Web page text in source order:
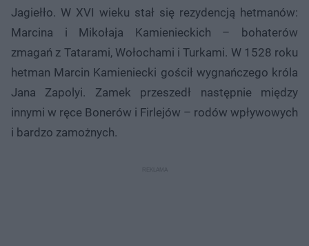
Jagiełło. W XVI wieku stał się rezydencją hetmanów:
Marcina i Mikołaja Kamienieckich – bohaterów
zmagań z Tatarami, Wołochami i Turkami. W 1528 roku
hetman Marcin Kamieniecki gościł wygnańczego króla
Jana Zapolyi. Zamek przeszedł następnie między
innymi w ręce Bonerów i Firlejów – rodów wpływowych
i bardzo zamożnych.